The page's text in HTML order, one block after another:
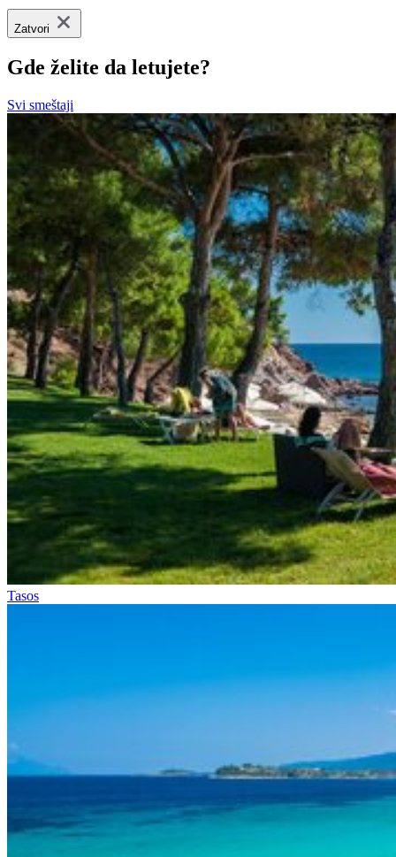
Zatvori
Gde želite da letujete?
Svi smeštaji
Tasos